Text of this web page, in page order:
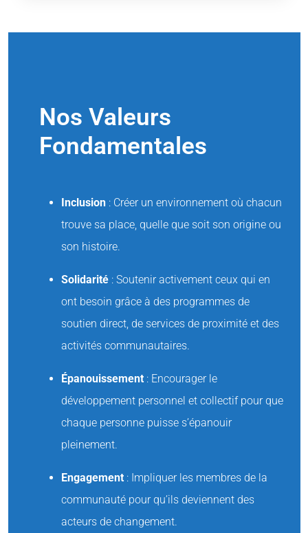
Nos Valeurs
Fondamentales
Inclusion: Créer un environnement où chacun
trouve sa place, quelle que soit son origine ou
son histoire.
Solidarité: Soutenir activement ceux qui en
ont besoin grâce à des programmes de
soutien direct, de services de proximité et des
activités communautaires.
Épanouissement: Encourager le
développement personnel et collectif pour que
chaque personne puisse s’épanouir
pleinement.
Engagement: Impliquer les membres de la
communauté pour qu’ils deviennent des
acteurs de changement.